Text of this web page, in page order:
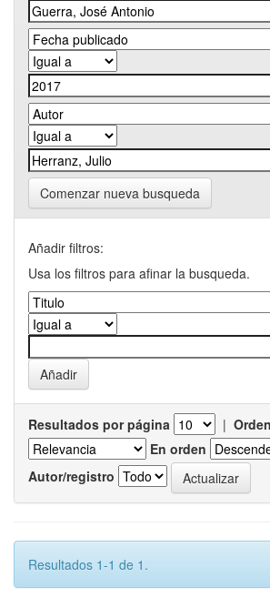
Comenzar nueva busqueda
Añadir filtros:
Usa los filtros para afinar la busqueda.
Resultados por página |
En orden
Autor/registro
Resultados 1-1 de 1.